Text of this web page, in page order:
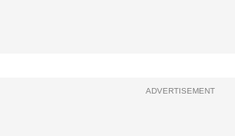
ADVERTISEMENT